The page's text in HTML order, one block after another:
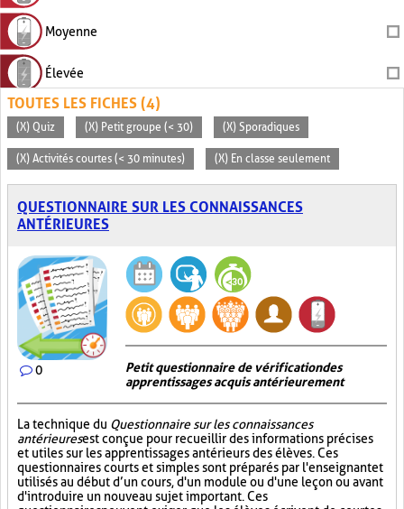
Moyenne
Élevée
TOUTES LES FICHES (4)
(X) Quiz (X) Petit groupe (< 30) (X) Sporadiques
(X) Activités courtes (< 30 minutes) (X) En classe seulement
QUESTIONNAIRE SUR LES CONNAISSANCES
ANTÉRIEURES
0
Petit questionnaire de vérification des
apprentissages acquis antérieurement
La technique du Questionnaire sur les connaissances
antérieuresest conçue pour recueillir des informations précises
et utiles sur les apprentissages antérieurs des élèves. Ces
questionnaires courts et simples sont préparés par l'enseignant et
utilisés au début d’un cours, d'un module ou d'une leçon ou avant
d'introduire un nouveau sujet important. Ces